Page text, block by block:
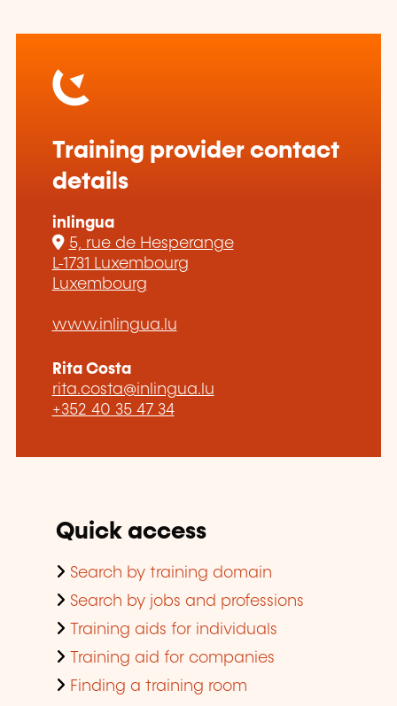
Training provider contact
details
inlingua
5, rue de Hesperange
L-1731 Luxembourg
Luxembourg
www.inlingua.lu
Rita Costa
rita.costa@inlingua.lu
+352 40 35 47 34
Quick access
Search by training domain
Search by jobs and professions
Training aids for individuals
Training aid for companies
Finding a training room